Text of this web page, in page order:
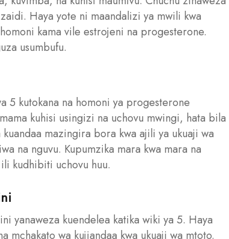
Haya yote ni maandalizi ya mwili kwa
kama vile estrojeni na progesterone.
usumbufu.
5 kutokana na homoni ya progesterone
kuhisi usingizi na uchovu mwingi, hata bila
mazingira bora kwa ajili ya ukuaji wa
na nguvu. Kupumzika mara kwa mara na
kudhibiti uchovu huu.
yanaweza kuendelea katika wiki ya 5. Haya
mchakato wa kujiandaa kwa ukuaji wa mtoto.